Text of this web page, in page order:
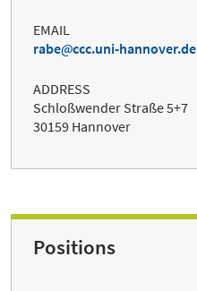
EMAIL
rabe
ccc.uni-hannover.de
ADDRESS
Schloßwender Straße 5+7
30159 Hannover
Positions